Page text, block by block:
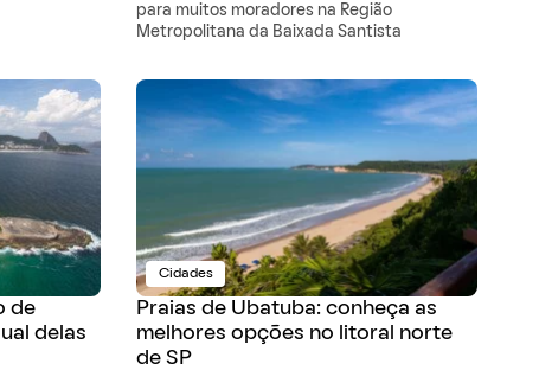
para muitos moradores na Região
Metropolitana da Baixada Santista
de
delas
Cidades
Praias de Ubatuba: conheça as
melhores opções no litoral norte
de SP